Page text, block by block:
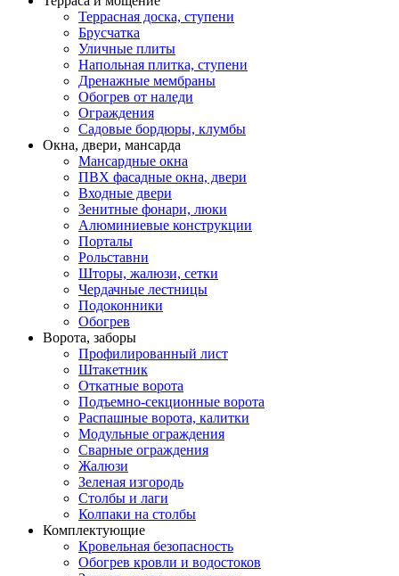
Террасная доска, ступени
Брусчатка
Уличные плиты
Напольная плитка, ступени
Дренажные мембраны
Обогрев от наледи
Ограждения
Садовые бордюры, клумбы
Окна, двери, мансарда
Мансардные окна
ПВХ фасадные окна, двери
Входные двери
Зенитные фонари, люки
Алюминиевые конструкции
Порталы
Рольставни
Шторы, жалюзи, сетки
Чердачные лестницы
Подоконники
Обогрев
Ворота, заборы
Профилированный лист
Штакетник
Откатные ворота
Подъемно-секционные ворота
Распашные ворота, калитки
Модульные ограждения
Сварные ограждения
Жалюзи
Зеленая изгородь
Столбы и лаги
Колпаки на столбы
Комплектующие
Кровельная безопасность
Обогрев кровли и водостоков